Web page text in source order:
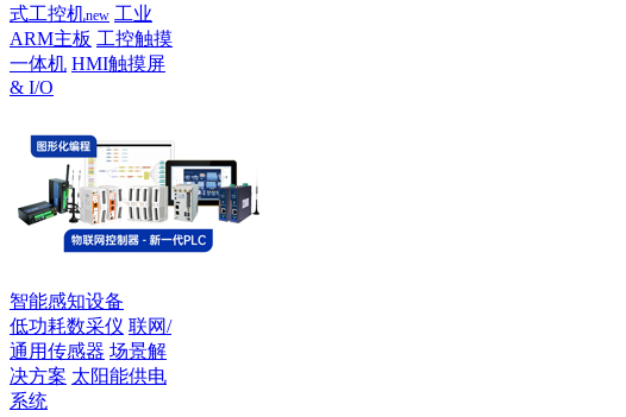
式工控机new 工业
ARM主板 工控触摸
一体机 HMI触摸屏
& I/O
智能感知设备
低功耗数采仪 联网/
通用传感器 场景解
决方案 太阳能供电
系统